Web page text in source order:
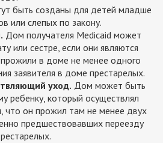
быть созданы для детей младше
или слепых по закону.
Дом получателя Medicaid может
или сестре, если они являются
в доме не менее одного
заявителя в доме престарелых.
уход. Дом может быть
ребенку, который осуществлял
что он прожил там не менее двух
предшествовавших переезду